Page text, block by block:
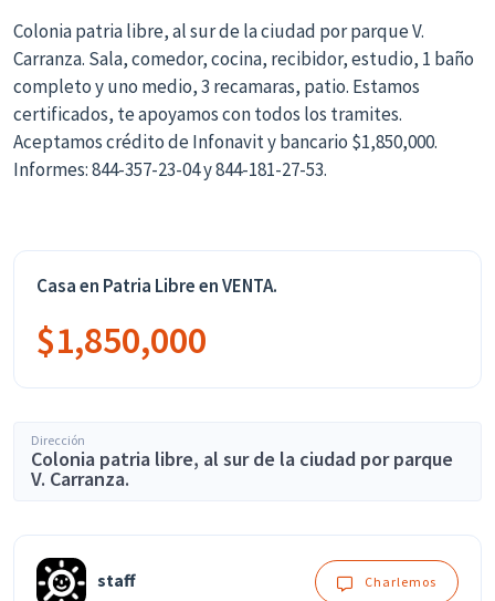
Colonia patria libre, al sur de la ciudad por parque V.
Carranza. Sala, comedor, cocina, recibidor, estudio, 1 baño
completo y uno medio, 3 recamaras, patio. Estamos
certificados, te apoyamos con todos los tramites.
Aceptamos crédito de Infonavit y bancario $1,850,000.
Informes: 844-357-23-04 y 844-181-27-53.
Casa en Patria Libre en VENTA.
$1,850,000
Dirección
Colonia patria libre, al sur de la ciudad por parque
V. Carranza.
staff Charlemos